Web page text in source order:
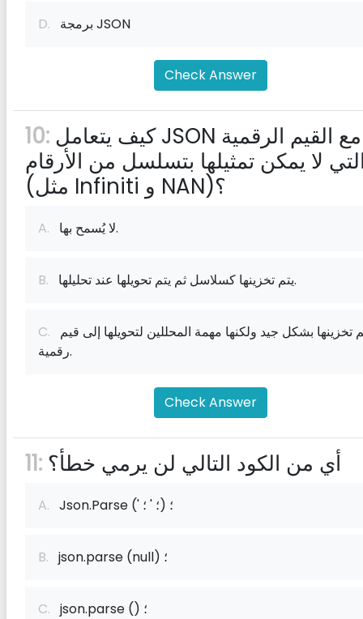
D. برمجة JSON
Check Answer
10:
لا يمكن تمثيلها بتسلسل من الأرقام
(مثل Infiniti و NAN)؟
A. لا يُسمح بها.
B. يتم تخزينها كسلاسل ثم يتم تحويلها عند تحليلها.
C.
رقمية.
Check Answer
11: أي من الكود التالي لن يرمي خطأ؟
A. Json.Parse (' ؛ ' ؛) ؛
B. json.parse (null) ؛
C. json.parse () ؛